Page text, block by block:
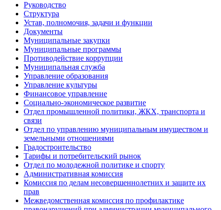
Руководство
Структура
Устав, полномочия, задачи и функции
Документы
Муниципальные закупки
Муниципальные программы
Противодействие коррупции
Муниципальная служба
Управление образования
Управление культуры
Финансовое управление
Социально-экономическое развитие
Отдел промышленной политики, ЖКХ, транспорта и
связи
Отдел по управлению муниципальным имуществом и
земельными отношениями
Градостроительство
Тарифы и потребительский рынок
Отдел по молодежной политике и спорту
Административная комиссия
Комиссия по делам несовершеннолетних и защите их
прав
Межведомственная комиссия по профилактике